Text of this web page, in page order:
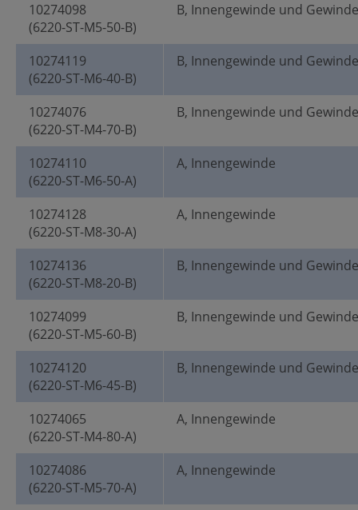
10274098
(6220-ST-M5-50-B)
B, Innengewinde und
10274119
(6220-ST-M6-40-B)
B, Innengewinde und
10274076
(6220-ST-M4-70-B)
B, Innengewinde und
10274110
(6220-ST-M6-50-A)
A, Innengewinde
10274128
(6220-ST-M8-30-A)
A, Innengewinde
10274136
(6220-ST-M8-20-B)
B, Innengewinde und
10274099
(6220-ST-M5-60-B)
B, Innengewinde und
10274120
(6220-ST-M6-45-B)
B, Innengewinde und
10274065
(6220-ST-M4-80-A)
A, Innengewinde
10274086
(6220-ST-M5-70-A)
A, Innengewinde